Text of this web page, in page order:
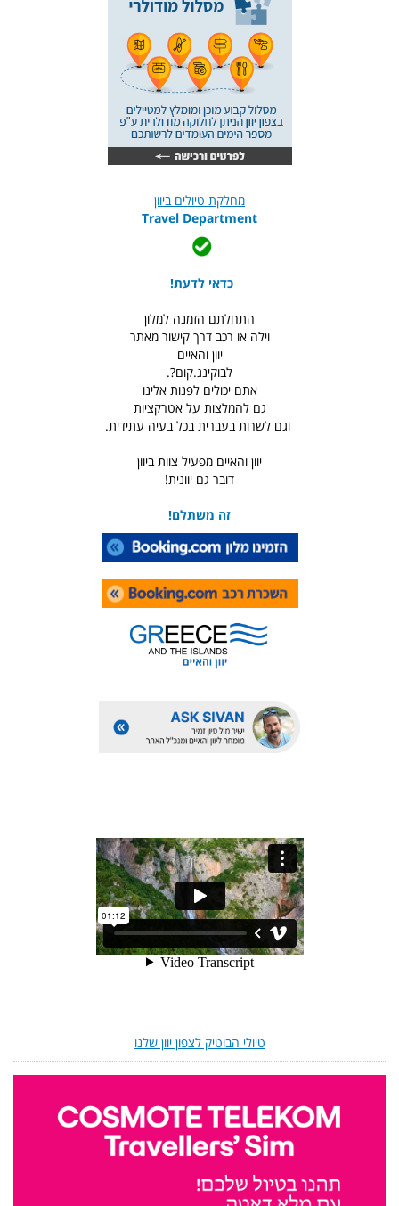
מחלקת טיולים ביוון
Travel Department
כדאי לדעת!
התחלתם הזמנה למלון
וילה או רכב דרך קישור מאתר
יוון והאיים
לבוקינג.קום?.
אתם יכולים לפנות אלינו
גם להמלצות על אטרקציות
וגם לשרות בעברית בכל בעיה עתידית.
יוון והאיים מפעיל צוות ביוון
דובר גם יוונית!
זה משתלם!
טיולי הבוטיק לצפון יוון שלנו